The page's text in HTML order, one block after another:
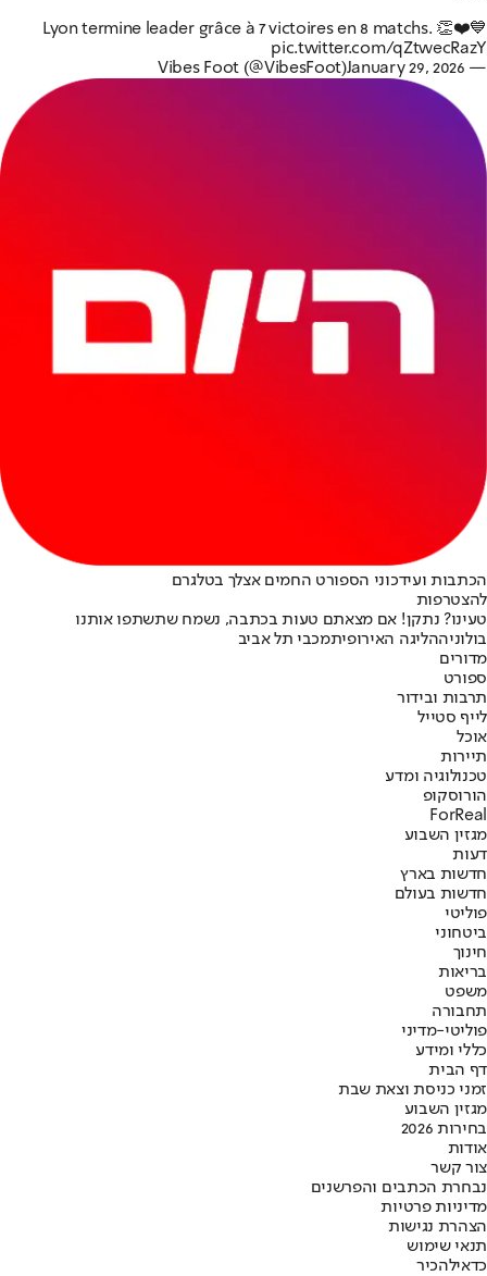
Lyon termine leader grâce à 7 victoires en 8 matchs. 👏❤️💙
pic.twitter.com/qZtwecRazY
— Vibes Foot (@VibesFoot)
January 29, 2026
הכתבות ועידכוני הספורט החמים אצלך בטלגרם
להצטרפות
טעינו? נתקן! אם מצאתם טעות בכתבה, נשמח שתשתפו אותנו
בולוניההליגה האירופיתמכבי תל אביב
מדורים
ספורט
תרבות ובידור
לייף סטייל
אוכל
תיירות
טכנולוגיה ומדע
הורוסקופ
ForReal
מגזין השבוע
דעות
חדשות בארץ
חדשות בעולם
פוליטי
ביטחוני
חינוך
בריאות
משפט
תחבורה
פוליטי-מדיני
כללי ומידע
דף הבית
זמני כניסת וצאת שבת
מגזין השבוע
בחירות 2026
אודות
צור קשר
נבחרת הכתבים והפרשנים
מדיניות פרטיות
הצהרת נגישות
תנאי שימוש
כדאילהכיר